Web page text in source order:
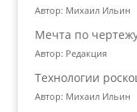
Автор: Михаил Ильин
Мечта по
Автор: Редакция
Технологии
Автор: Михаил Ильин